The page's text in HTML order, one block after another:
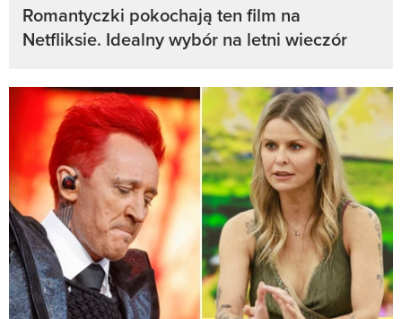
Romantyczki pokochają ten film na
Netfliksie. Idealny wybór na letni wieczór